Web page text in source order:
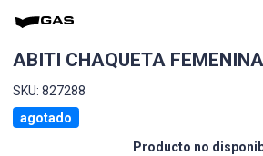
ABITI CHAQUETA
SKU: 827288
agotado
Producto no